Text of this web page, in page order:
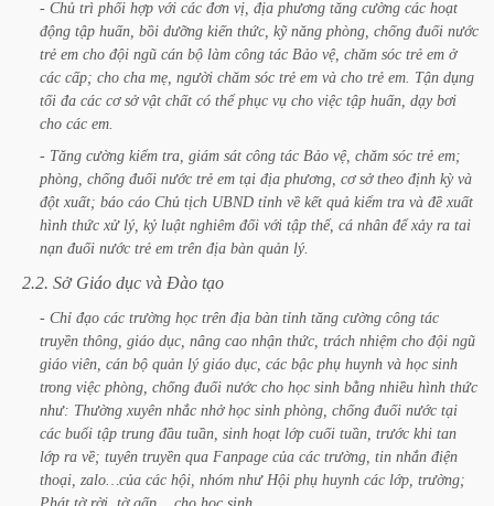
- Chủ trì phối hợp với các đơn vị, địa phương tăng cường các hoạt
động tập huấn, bồi dưỡng kiến thức, kỹ năng phòng, chống đuối nước
trẻ em cho đội ngũ cán bộ làm công tác Bảo vệ, chăm sóc trẻ em ở
các cấp; cho cha mẹ, người chăm sóc trẻ em và cho trẻ em. Tận dụng
tối đa các cơ sở vật chất có thể phục vụ cho việc tập huấn, dạy bơi
cho các em.
- Tăng cường kiểm tra, giám sát công tác Bảo vệ, chăm sóc trẻ em;
phòng, chống đuối nước trẻ em tại địa phương, cơ sở theo định kỳ và
đột xuất; báo cáo Chủ tịch UBND tỉnh về kết quả kiểm tra và đề xuất
hình thức xử lý, kỷ luật nghiêm đối với tập thể, cá nhân để xảy ra tai
nạn đuối nước trẻ em trên địa bàn quản lý.
2.2. Sở Giáo dục và Đào tạo
- Chỉ đạo các trường học trên địa bàn tỉnh tăng cường công tác
truyền thông, giáo dục, nâng cao nhận thức, trách nhiệm cho đội ngũ
giáo viên, cán bộ quản lý giáo dục, các bậc phụ huynh và học sinh
trong việc phòng, chống đuối nước cho học sinh bằng nhiều hình thức
như: Thường xuyên nhắc nhở học sinh phòng, chống đuối nước tại
các buổi tập trung đầu tuần, sinh hoạt lớp cuối tuần, trước khi tan
lớp ra về; tuyên truyền qua Fanpage của các trường, tin nhắn điện
thoại, zalo…của các hội, nhóm như Hội phụ huynh các lớp, trường;